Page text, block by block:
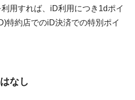
用すれば、iD利用につき1dポイ
特約店でのiD決済での特別ポイ
なし